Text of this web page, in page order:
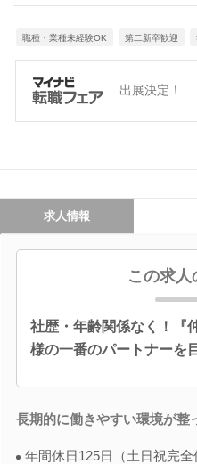
職種・業種未経験OK 第二新卒歓迎
出展決定！
求人情報
この求人
社歴・年齢関係なく！『
様の一番のパートナーを
長期的に働きやすい環境が整
年間休日125日（土日祝完全